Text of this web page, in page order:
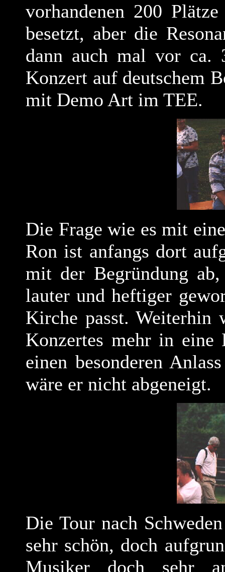
vorhandenen 200
besetzt, aber die
dann auch mal vor ca.
Konzert auf deutschem
mit Demo Art im TEE.
Die Frage wie es mit
Ron ist anfangs dort
mit der Begründung
lauter und heftiger
Kirche passt. Weiterhin
Konzertes mehr in eine
einen besonderen
wäre er nicht abgeneigt.
Die Tour nach
sehr schön, doch
Musiker doch sehr